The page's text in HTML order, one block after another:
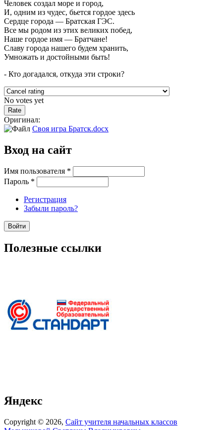
Человек создал море и город,
И, одним из чудес, бьется гордое здесь
Сердце города — Братская ГЭС.
Все мы родом из этих великих побед,
Наше гордое имя — Братчане!
Славу города нашего будем хранить,
Умножать и достойными быть!
- Кто догадался, откуда эти строки?
No votes yet
Оригинал:
Своя игра Братск.docx
Вход на сайт
Имя пользователя *
Пароль *
Регистрация
Забыли пароль?
Полезные ссылки
Яндекс
Copyright © 2026, Сайт учителя начальных классов